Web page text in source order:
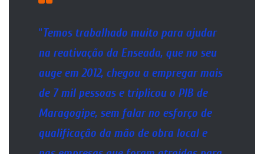
“Temos trabalhado muito para ajudar
na reativação da Enseada, que no seu
auge em 2012, chegou a empregar mais
de 7 mil pessoas e triplicou o PIB de
Maragogipe, sem falar no esforço de
qualificação da mão de obra local e